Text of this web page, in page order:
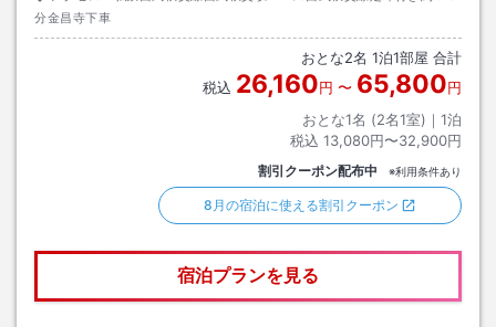
分金昌寺下車
おとな2名 1泊1部屋 合計
税込 26,160円 〜 65,800円
おとな1名 (2名1室)｜ 1泊
税込 13,080円〜32,900円
割引クーポン配布中 ※利用条件あり
8月の宿泊に使える割引クーポン
宿泊プランを見る